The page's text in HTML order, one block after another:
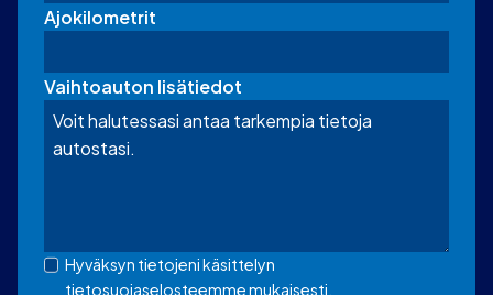
Ajokilometrit
Vaihtoauton lisätiedot
Hyväksyn tietojeni käsittelyn
tietosuojaselosteemme mukaisesti.